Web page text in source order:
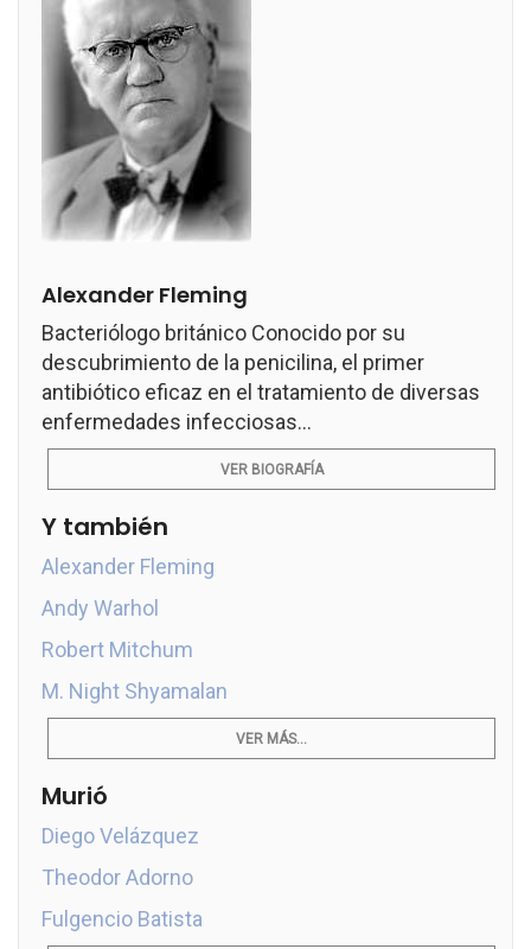
Alexander Fleming
Bacteriólogo británico Conocido por su
descubrimiento de la penicilina, el primer
antibiótico eficaz en el tratamiento de diversas
enfermedades infecciosas...
VER BIOGRAFÍA
Y también
Alexander Fleming
Andy Warhol
Robert Mitchum
M. Night Shyamalan
VER MÁS...
Murió
Diego Velázquez
Theodor Adorno
Fulgencio Batista